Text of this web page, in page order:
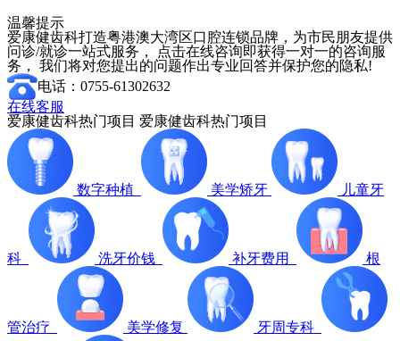
温馨提示
爱康健齿科打造粤港澳大湾区口腔连锁品牌，为市民朋友提供
问诊/就诊一站式服务， 点击在线咨询即获得一对一的咨询服
务， 我们将对您提出的问题作出专业回答并保护您的隐私!
电话：0755-61302632
在线客服
爱康健齿科热门项目 爱康健齿科热门项目
数字种植 美学矫牙 儿童牙
科 洗牙价钱 补牙费用 根
管治疗 美学修复 牙周专科